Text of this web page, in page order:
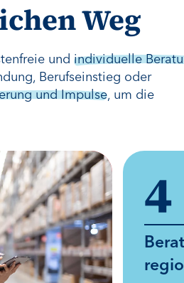
Weg
und individuelle
Berufseinstieg oder
und Impulse, um die
4